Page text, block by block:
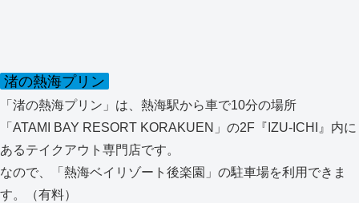
渚の熱海プリン
「渚の熱海プリン」は、熱海駅から車で10分の場所
「ATAMI BAY RESORT KORAKUEN」の2F『IZU-ICHI』内に
あるテイクアウト専門店です。
なので、「熱海ベイリゾート後楽園」の駐車場を利用できま
す。（有料）